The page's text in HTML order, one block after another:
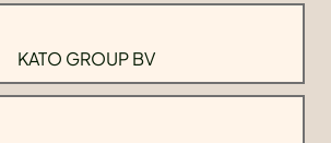
KATO GROUP BV